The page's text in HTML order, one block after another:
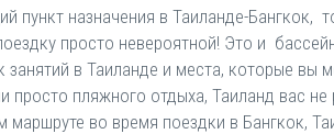
пункт назначения в Таиланде-Бангкок,
просто невероятной! Это и
занятий в Таиланде и места, которые вы
просто пляжного отдыха, Таиланд вас
маршруте во время поездки в Бангкок,